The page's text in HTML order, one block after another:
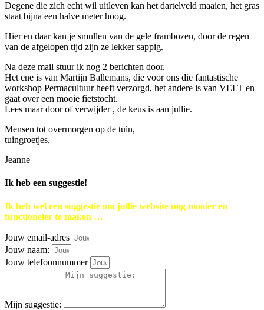
Degene die zich echt wil uitleven kan het dartelveld maaien, het gras
staat bijna een halve meter hoog.
Hier en daar kan je smullen van de gele frambozen, door de regen
van de afgelopen tijd zijn ze lekker sappig.
Na deze mail stuur ik nog 2 berichten door.
Het ene is van Martijn Ballemans, die voor ons die fantastische
workshop Permacultuur heeft verzorgd, het andere is van VELT en
gaat over een mooie fietstocht.
Lees maar door of verwijder , de keus is aan jullie.
Mensen tot overmorgen op de tuin,
tuingroetjes,
Jeanne
Ik heb een suggestie!
Ik heb wel een suggestie om jullie website nog mooier en
functioneler te maken …
Jouw email-adres
Jouw naam:
Jouw telefoonnummer
Mijn suggestie: